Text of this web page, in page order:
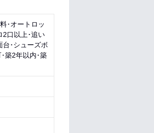
･オートロッ
2口以上･追い
台･シューズボ
築2年以内･築